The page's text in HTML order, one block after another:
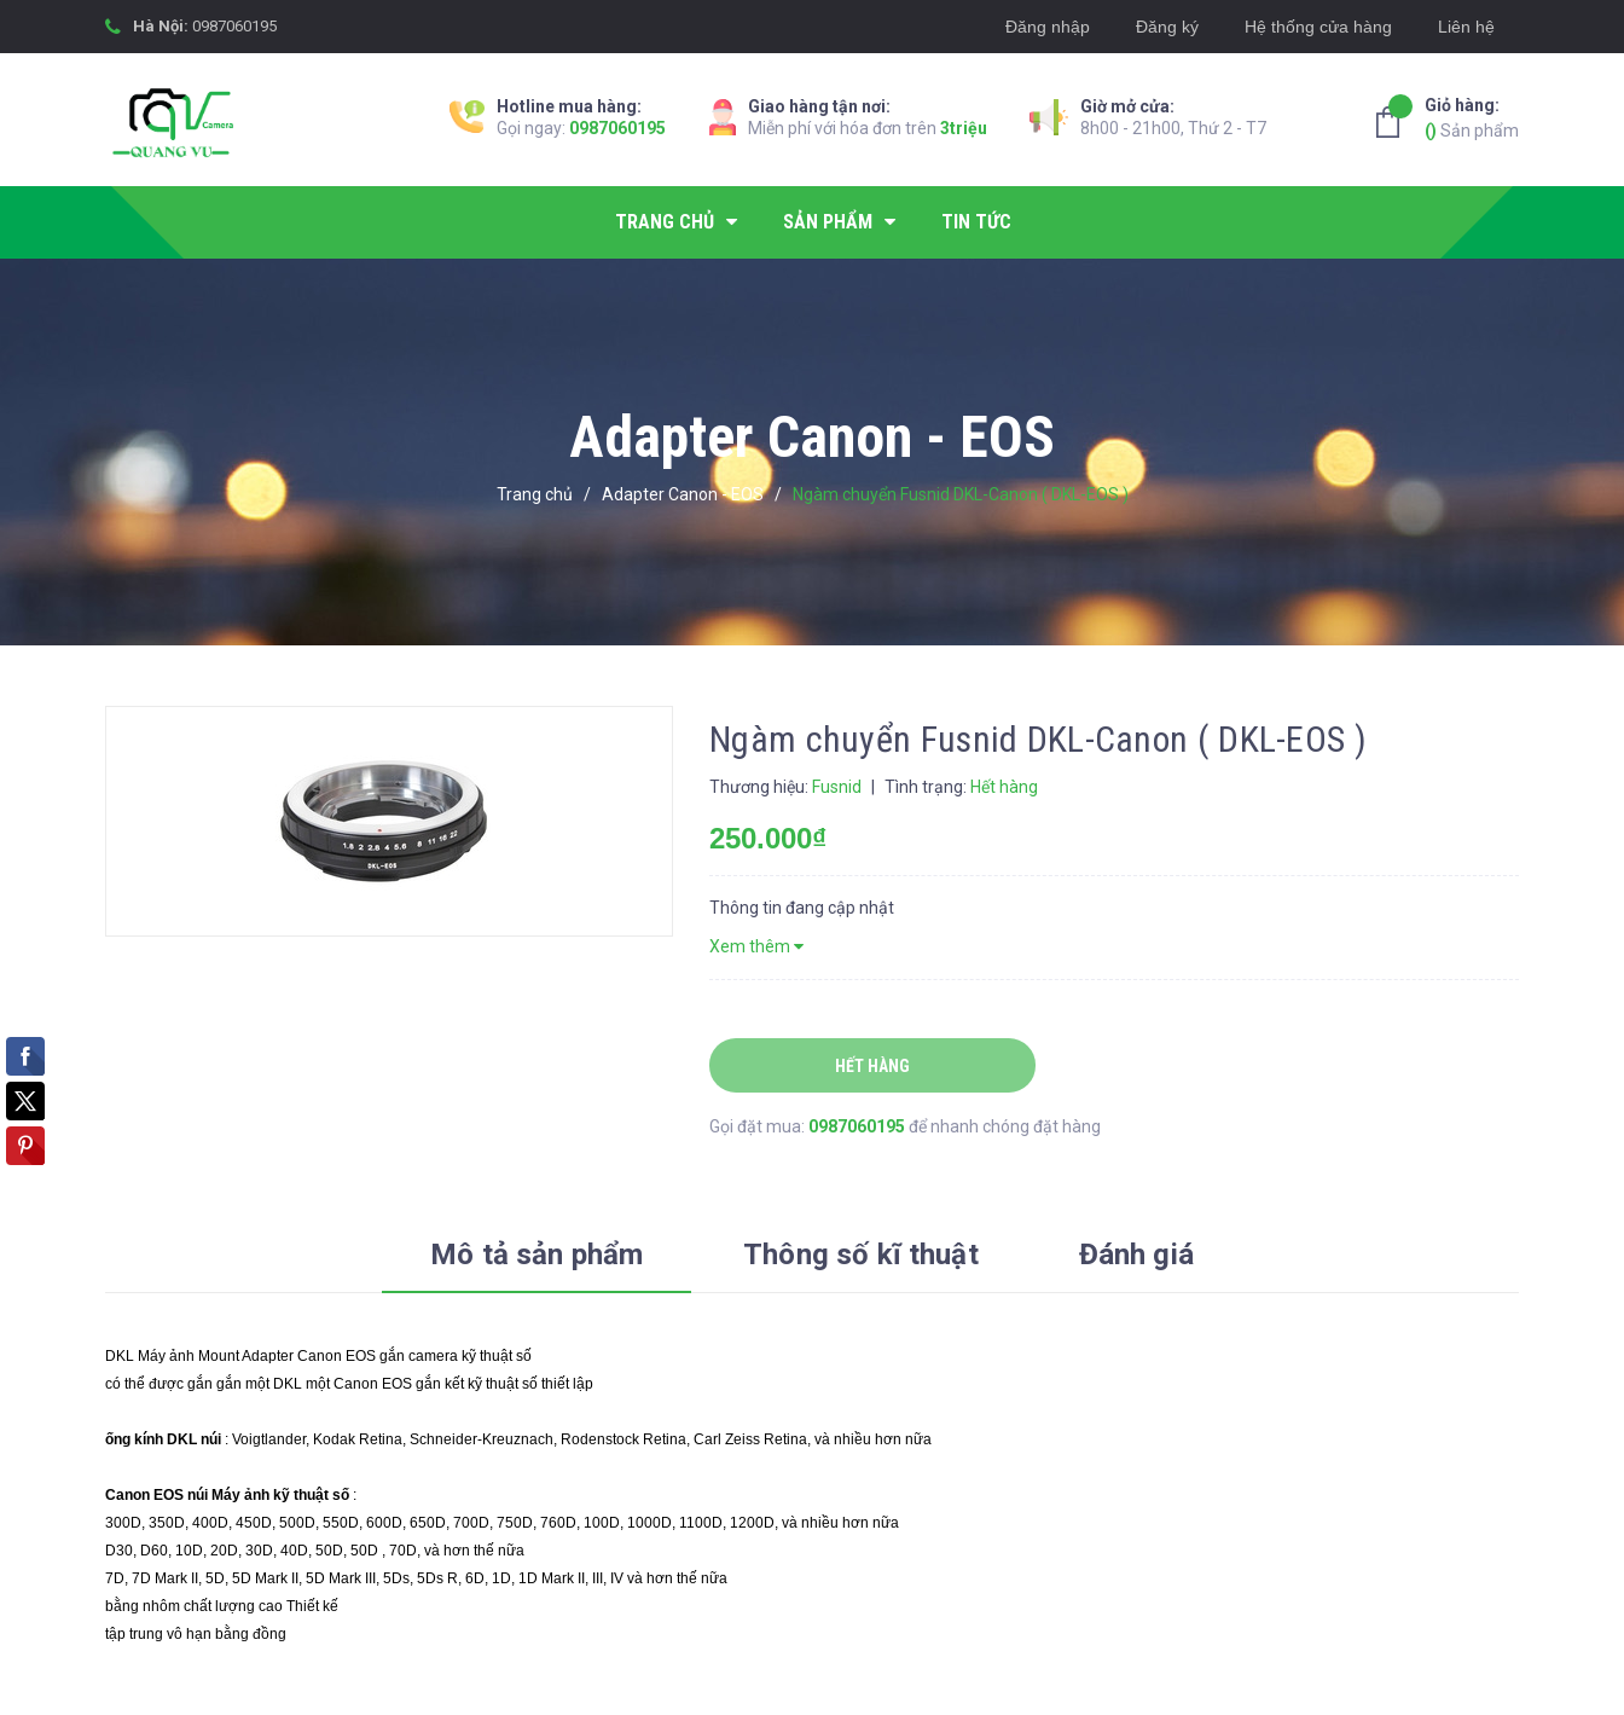
Hà Nội: 0987060195 Đăng nhập Đăng ký Hệ thống cửa hàng Liên hệ
Hotline mua hàng:
Gọi ngay: 0987060195
Giao hàng tận nơi:
Miễn phí với hóa đơn trên 3triệu
Giờ mở cửa:
8h00 - 21h00, Thứ 2 - T7
Giỏ hàng:
() Sản phẩm
TRANG CHỦ SẢN PHẨM TIN TỨC
Adapter Canon - EOS
Trang chủ / Adapter Canon - EOS / Ngàm chuyển Fusnid DKL-Canon ( DKL-EOS )
Ngàm chuyển Fusnid DKL-Canon ( DKL-EOS )
Thương hiệu: Fusnid Tình trạng: Hết hàng
250.000₫
Thông tin đang cập nhật
Xem thêm
HẾT HÀNG
Gọi đặt mua: 0987060195 để nhanh chóng đặt hàng
Mô tả sản phẩm Thông số kĩ thuật Đánh giá
DKL Máy ảnh Mount Adapter Canon EOS gắn camera kỹ thuật số
có thể được gắn gắn một DKL một Canon EOS gắn kết kỹ thuật số thiết lập
ống kính DKL núi : Voigtlander, Kodak Retina, Schneider-Kreuznach, Rodenstock Retina, Carl Zeiss Retina, và nhiều hơn nữa
Canon EOS núi Máy ảnh kỹ thuật số :
300D, 350D, 400D, 450D, 500D, 550D, 600D, 650D, 700D, 750D, 760D, 100D, 1000D, 1100D, 1200D, và nhiều hơn nữa
D30, D60, 10D, 20D, 30D, 40D, 50D, 50D , 70D, và hơn thế nữa
7D, 7D Mark II, 5D, 5D Mark II, 5D Mark III, 5Ds, 5Ds R, 6D, 1D, 1D Mark II, III, IV và hơn thế nữa
bằng nhôm chất lượng cao Thiết kế
tập trung vô hạn bằng đồng